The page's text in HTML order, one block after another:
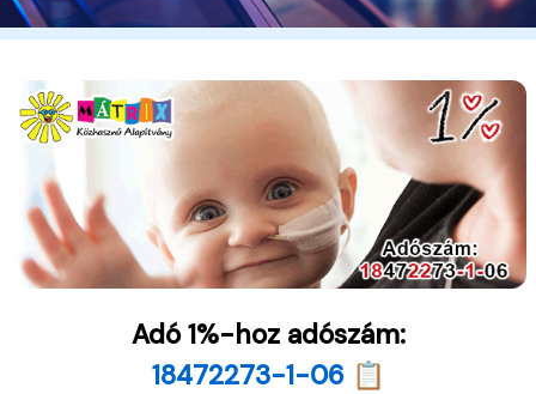
Adó 1%-hoz adószám:
18472273-1-06 📋